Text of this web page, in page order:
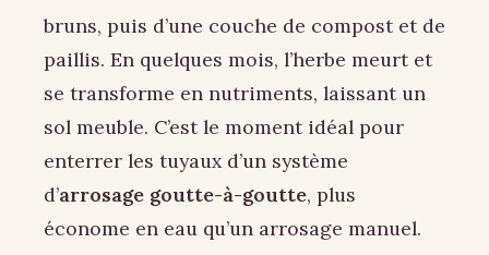
bruns, puis d’une couche de compost et de
paillis. En quelques mois, l’herbe meurt et
se transforme en nutriments, laissant un
sol meuble. C’est le moment idéal pour
enterrer les tuyaux d’un système
d’arrosage goutte-à-goutte, plus
économe en eau qu’un arrosage manuel.